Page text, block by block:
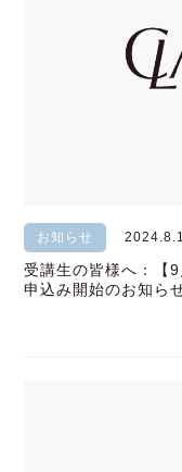
お知らせ
受講生の皆様へ：【
申込み開始のお知ら